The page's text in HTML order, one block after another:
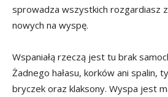
sprowadza wszystkich rozgardiasz
nowych na wyspę.
Wspaniałą rzeczą jest tu brak
Żadnego hałasu, korków ani spalin,
bryczek oraz klaksony. Wyspa jest